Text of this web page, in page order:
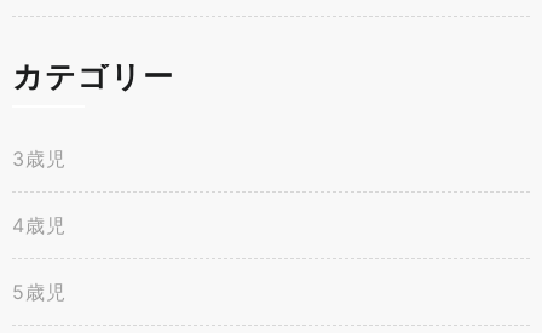
カテゴリー
3歳児
4歳児
5歳児